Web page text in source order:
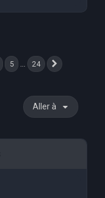
5 … 24
Aller à